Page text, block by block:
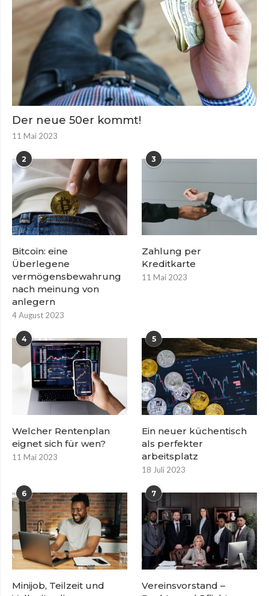
Der neue 50er kommt!
11 Mai 2023
2
Bitcoin: eine
Überlegene
vermögensbewahrung
nach meinung von
anlegern
4 August 2023
3
Zahlung per
Kreditkarte
11 Mai 2023
4
Welcher Rentenplan
eignet sich für wen?
11 Mai 2023
5
Ein neuer küchentisch
als perfekter
arbeitsplatz
18 Juli 2023
6
Minijob, Teilzeit und
7
Vereinsvorstand –